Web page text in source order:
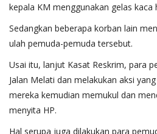
kepala KM menggunakan gelas kaca
Sedangkan beberapa korban lain
ulah pemuda-pemuda tersebut.
Usai itu, lanjut Kasat Reskrim, para
Jalan Melati dan melakukan aksi
mereka kemudian memukul dan
menyita HP.
Hal serupa juga dilakukan para